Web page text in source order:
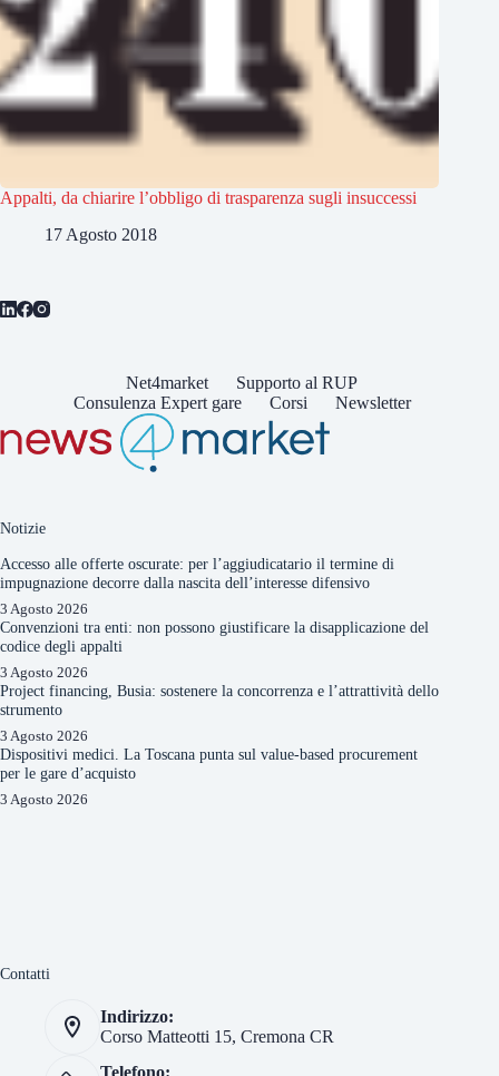
Appalti, da chiarire l’obbligo di trasparenza sugli insuccessi
17 Agosto 2018
Net4market
Supporto al RUP
Consulenza Expert gare
Corsi Newsletter
Notizie
Accesso alle offerte oscurate: per l’aggiudicatario il termine di
impugnazione decorre dalla nascita dell’interesse difensivo
3 Agosto 2026
Convenzioni tra enti: non possono giustificare la disapplicazione del
codice degli appalti
3 Agosto 2026
Project financing, Busia: sostenere la concorrenza e l’attrattività dello
strumento
3 Agosto 2026
Dispositivi medici. La Toscana punta sul value-based procurement
per le gare d’acquisto
3 Agosto 2026
Contatti
Indirizzo:
Corso Matteotti 15, Cremona CR
Telefono: